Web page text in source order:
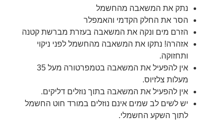
נתק את המשאבה מהחשמל
הסר את החלק הקדמי והאמפלר
הזרם מים ונקה את המשאבה בעזרת מברשת קטנה
אזהרה! נתקו את המשאבה מהחשמל לפני ניקוי
ותחזוקה.
אין להפעיל את המשאבה בטמפרטורה מעל 35
מעלות צלזיוס.
אין להפעיל את המשאבה בתוך נוזלים דליקים.
יש לשים לב שמים אינם נוזלים במורד חוט החשמל
לתוך השקע החשמלי.